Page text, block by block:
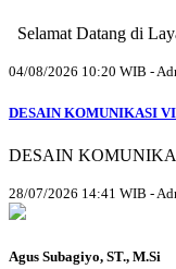
Selamat Datang di
04/08/2026 10:20 WIB -
DESAIN KOMUNIKASI
DESAIN
28/07/2026 14:41 WIB -
Agus Subagiyo, ST., M.Si